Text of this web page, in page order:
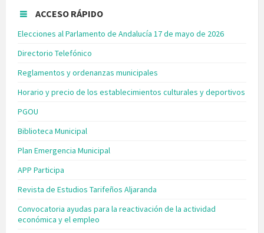
ACCESO RÁPIDO
Elecciones al Parlamento de Andalucía 17 de mayo de 2026
Directorio Telefónico
Reglamentos y ordenanzas municipales
Horario y precio de los establecimientos culturales y deportivos
PGOU
Biblioteca Municipal
Plan Emergencia Municipal
APP Participa
Revista de Estudios Tarifeños Aljaranda
Convocatoria ayudas para la reactivación de la actividad
económica y el empleo